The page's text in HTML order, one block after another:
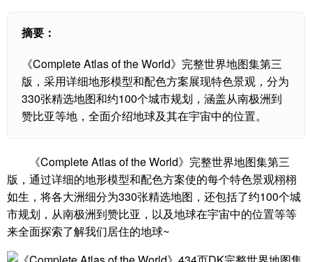
摘要：
《Complete Atlas of the World》完整世界地图集第三
版，采用详细地形模型和配色方案展现特色景观，分为
330张精选地图和约100个城市规划，涵盖从南极洲到
赞比亚等地，全面介绍地球及其在宇宙中的位置。
《Complete Atlas of the World》完整世界地图集第三
版，通过详细的地形模型和配色方案使的每个特色景观栩栩
如生，将各大洲细分为330张精选地图，还包括了约100个城
市规划，从南极洲到赞比亚，以及地球在宇宙中的位置等等
来全面探索了解我们居住的地球~